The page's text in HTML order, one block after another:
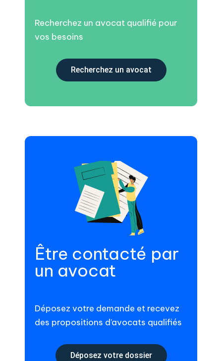
Recherchez un avocat qualifié pour
vos besoins
Recherchez un avocat
Être contacté par
un avocat
Déposez votre demande et recevez
des propositions d’avocats qualifiés
Déposez votre dossier